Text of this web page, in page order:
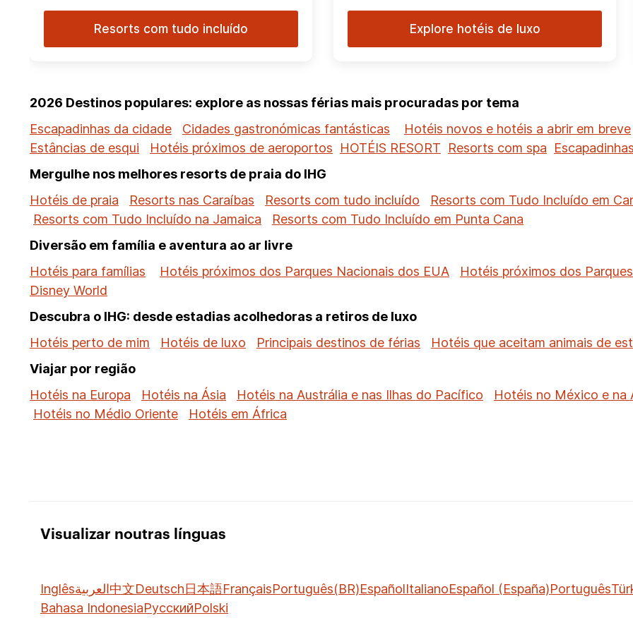
Resorts com tudo incluído Explore hotéis de luxo
2026 Destinos populares: explore as nossas férias mais procuradas por tema
Escapadinhas da cidade
Cidades gastronómicas fantásticas Hotéis novos e hotéis a abrir em breve
Estâncias de esqui
Hotéis próximos de aeroportos HOTÉIS RESORT Resorts com spa
Mergulhe nos melhores resorts de praia do IHG
Hotéis de praia
Resorts nas Caraíbas Resorts com tudo incluído Resorts com Tudo Incluído em
Resorts com Tudo Incluído na Jamaica
Resorts com Tudo Incluído em Punta Cana
Diversão em família e aventura ao ar livre
Hotéis para famílias
Hotéis próximos dos Parques Nacionais dos EUA Hotéis próximos dos
Disney World
Descubra o IHG: desde estadias acolhedoras a retiros de luxo
Hotéis perto de mim
Hotéis de luxo Principais destinos de férias Hotéis que aceitam animais de
Viajar por região
Hotéis na Europa
Hotéis na Ásia Hotéis na Austrália e nas Ilhas do Pacífico Hotéis no México e na
Hotéis no Médio Oriente
Hotéis em África
Visualizar noutras línguas
Inglêsالعربية中文Deutsch日本語FrançaisPortuguês(BR)EspañolItalianoEspañol (España)Português
Bahasa IndonesiaРусскийPolski